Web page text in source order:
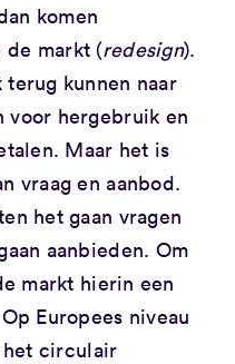
komen
markt (redesign).
kunnen naar
hergebruik en
Maar het is
vraag en aanbod.
het gaan vragen
aanbieden. Om
markt hierin een
Europees niveau
circulair